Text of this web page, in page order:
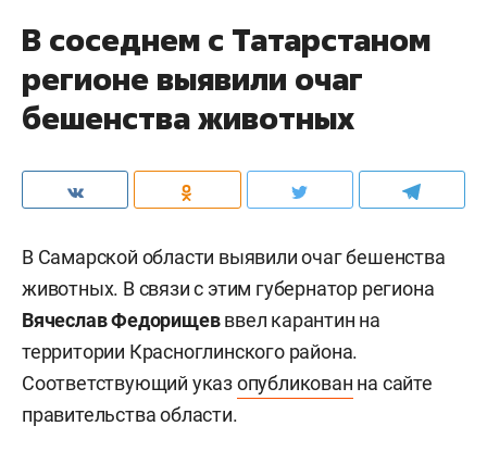
В соседнем с Татарстаном
регионе выявили очаг
бешенства животных
В Самарской области выявили очаг бешенства
животных. В связи с этим губернатор региона
Вячеслав Федорищевввел карантин на
территории Красноглинского района.
Соответствующий указопубликован на сайте
правительства области.